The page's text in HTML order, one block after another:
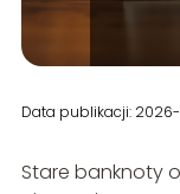
Data publikacji:
Stare banknoty